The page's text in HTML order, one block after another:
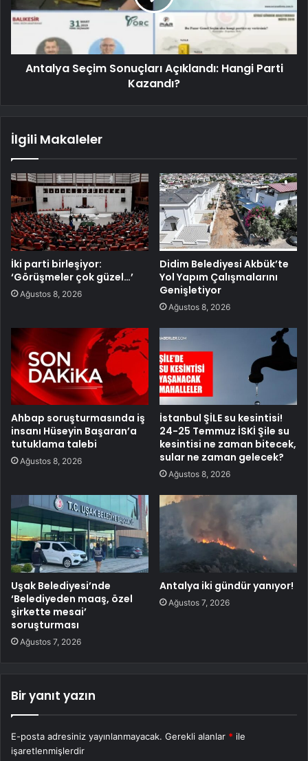
Antalya Seçim Sonuçları Açıklandı: Hangi Parti
Kazandı?
İlgili Makaleler
İki parti birleşiyor:
‘Görüşmeler çok güzel…’
Ağustos 8, 2026
Didim Belediyesi Akbük’te
Yol Yapım Çalışmalarını
Genişletiyor
Ağustos 8, 2026
Ahbap soruşturmasında iş
insanı Hüseyin Başaran’a
tutuklama talebi
Ağustos 8, 2026
İstanbul ŞİLE su kesintisi!
24-25 Temmuz İSKİ Şile su
kesintisi ne zaman bitecek,
sular ne zaman gelecek?
Ağustos 8, 2026
Uşak Belediyesi’nde
‘Belediyeden maaş, özel
şirkette mesai’
soruşturması
Ağustos 7, 2026
Antalya iki gündür yanıyor!
Ağustos 7, 2026
Bir yanıt yazın
E-posta adresiniz yayınlanmayacak. Gerekli alanlar * ile
işaretlenmişlerdir